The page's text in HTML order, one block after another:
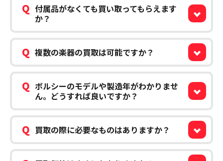
Q 付属品がなくても買い取ってもらえます
か？
Q 複数の楽器の買取は可能ですか？
Q ボルシーのモデルや製造年がわかりませ
ん。どうすれば良いですか？
Q 買取の際に必要なものはありますか？